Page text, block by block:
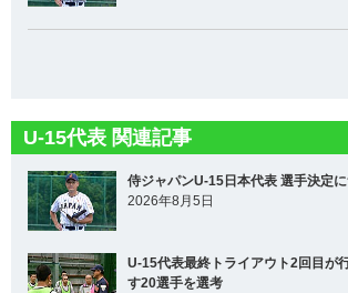
U-15代表 関連記事
侍ジャパンU-15日本代表 選手決定
2026年8月5日
U-15代表最終トライアウト2回目が
す20選手を選考